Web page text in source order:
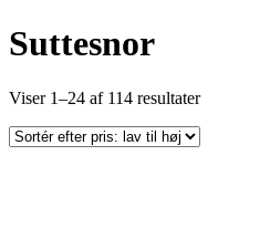
Suttesnor
Viser 1–24 af 114 resultaterSorteret